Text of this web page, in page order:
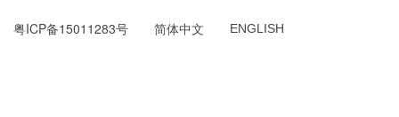
粤ICP备15011283号 简体中文 ENGLISH